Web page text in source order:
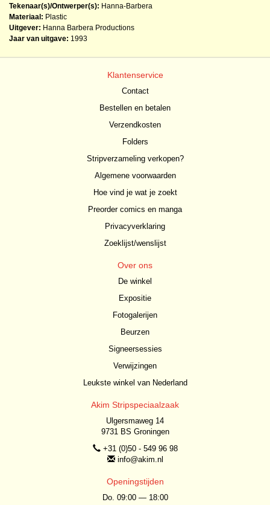
Tekenaar(s)/Ontwerper(s): Hanna-Barbera
Materiaal: Plastic
Uitgever: Hanna Barbera Productions
Jaar van uitgave: 1993
Klantenservice
Contact
Bestellen en betalen
Verzendkosten
Folders
Stripverzameling verkopen?
Algemene voorwaarden
Hoe vind je wat je zoekt
Preorder comics en manga
Privacyverklaring
Zoeklijst/wenslijst
Over ons
De winkel
Expositie
Fotogalerijen
Beurzen
Signeersessies
Verwijzingen
Leukste winkel van Nederland
Akim Stripspeciaalzaak
Ulgersmaweg 14
9731 BS Groningen
+31 (0)50 - 549 96 98
info@akim.nl
Openingstijden
Do. 09:00 — 18:00